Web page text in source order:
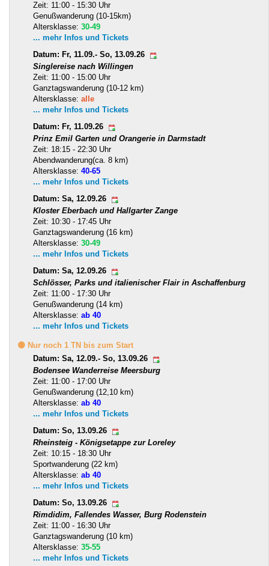
Zeit: 11:00 - 15:30 Uhr
Genußwanderung (10-15km)
Altersklasse: 30-49
... mehr Infos und Tickets
Datum: Fr, 11.09.- So, 13.09.26
Singlereise nach Willingen
Zeit: 11:00 - 15:00 Uhr
Ganztagswanderung (10-12 km)
Altersklasse: alle
... mehr Infos und Tickets
Datum: Fr, 11.09.26
Prinz Emil Garten und Orangerie in Darmstadt
Zeit: 18:15 - 22:30 Uhr
Abendwanderung(ca. 8 km)
Altersklasse: 40-65
... mehr Infos und Tickets
Datum: Sa, 12.09.26
Kloster Eberbach und Hallgarter Zange
Zeit: 10:30 - 17:45 Uhr
Ganztagswanderung (16 km)
Altersklasse: 30-49
... mehr Infos und Tickets
Datum: Sa, 12.09.26
Schlösser, Parks und italienischer Flair in Aschaffenburg
Zeit: 11:00 - 17:30 Uhr
Genußwanderung (14 km)
Altersklasse: ab 40
... mehr Infos und Tickets
🟡 Nur noch 1 TN bis zum Start
Datum: Sa, 12.09.- So, 13.09.26
Bodensee Wanderreise Meersburg
Zeit: 11:00 - 17:00 Uhr
Genußwanderung (12,10 km)
Altersklasse: ab 40
... mehr Infos und Tickets
Datum: So, 13.09.26
Rheinsteig - Königsetappe zur Loreley
Zeit: 10:15 - 18:30 Uhr
Sportwanderung (22 km)
Altersklasse: ab 40
... mehr Infos und Tickets
Datum: So, 13.09.26
Rimdidim, Fallendes Wasser, Burg Rodenstein
Zeit: 11:00 - 16:30 Uhr
Ganztagswanderung (10 km)
Altersklasse: 35-55
... mehr Infos und Tickets